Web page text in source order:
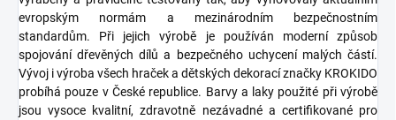
evropským normám a mezinárodním bezpečnostním
standardům. Při jejich výrobě je používán moderní způsob
spojování dřevěných dílů a bezpečného uchycení malých částí.
Vývoj i výroba všech hraček a dětských dekorací značky KROKIDO
probíhá pouze v České republice. Barvy a laky použité při výrobě
jsou vysoce kvalitní, zdravotně nezávadné a certifikované pro